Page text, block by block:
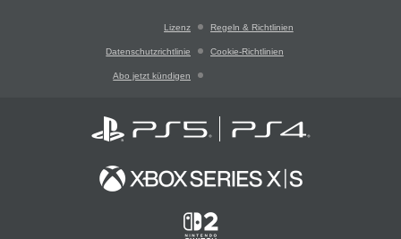
Lizenz Regeln & Richtlinien
Datenschutzrichtlinie Cookie-Richtlinien
Abo jetzt kündigen